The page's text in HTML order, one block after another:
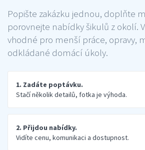
Popište zakázku jednou, doplňte
porovnejte nabídky šikulů z okolí.
vhodné pro menší práce, opravy,
odkládané domácí úkoly.
1. Zadáte poptávku.
Stačí několik detailů, fotka je výhoda.
2. Přijdou nabídky.
Vidíte cenu, komunikaci a dostupnost.